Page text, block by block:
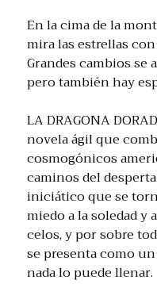
En la cima de la
mira las estrellas
Grandes cambios se
pero también hay
LA DRAGONA
novela ágil que
cosmogónicos
caminos del
iniciático que se
miedo a la soledad y
celos, y por sobre
se presenta como
nada lo puede llenar.